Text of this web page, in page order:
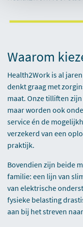
Waarom
Health2Work is al
denkt graag met
maat. Onze tilliften
maar worden ook
service én de
verzekerd van een
praktijk.
Bovendien zijn beide
familie: een lijn van
van elektrische
fysieke belasting
aan bij het streven